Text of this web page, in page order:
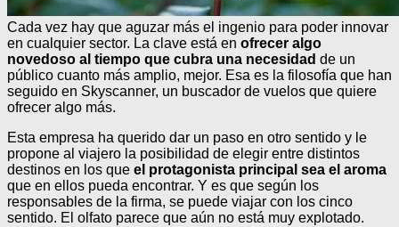
Cada vez hay que aguzar más el ingenio para poder innovar
en cualquier sector. La clave está en ofrecer algo
novedoso al tiempo que cubra una necesidad de un
público cuanto más amplio, mejor. Esa es la filosofía que han
seguido en Skyscanner, un buscador de vuelos que quiere
ofrecer algo más.
Esta empresa ha querido dar un paso en otro sentido y le
propone al viajero la posibilidad de elegir entre distintos
destinos en los que el protagonista principal sea el aroma
que en ellos pueda encontrar. Y es que según los
responsables de la firma, se puede viajar con los cinco
sentido. El olfato parece que aún no está muy explotado.